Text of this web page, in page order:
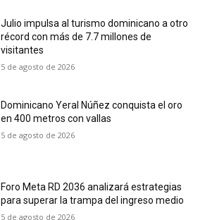
Julio impulsa al turismo dominicano a otro
récord con más de 7.7 millones de
visitantes
5 de agosto de 2026
Dominicano Yeral Núñez conquista el oro
en 400 metros con vallas
5 de agosto de 2026
Foro Meta RD 2036 analizará estrategias
para superar la trampa del ingreso medio
5 de agosto de 2026